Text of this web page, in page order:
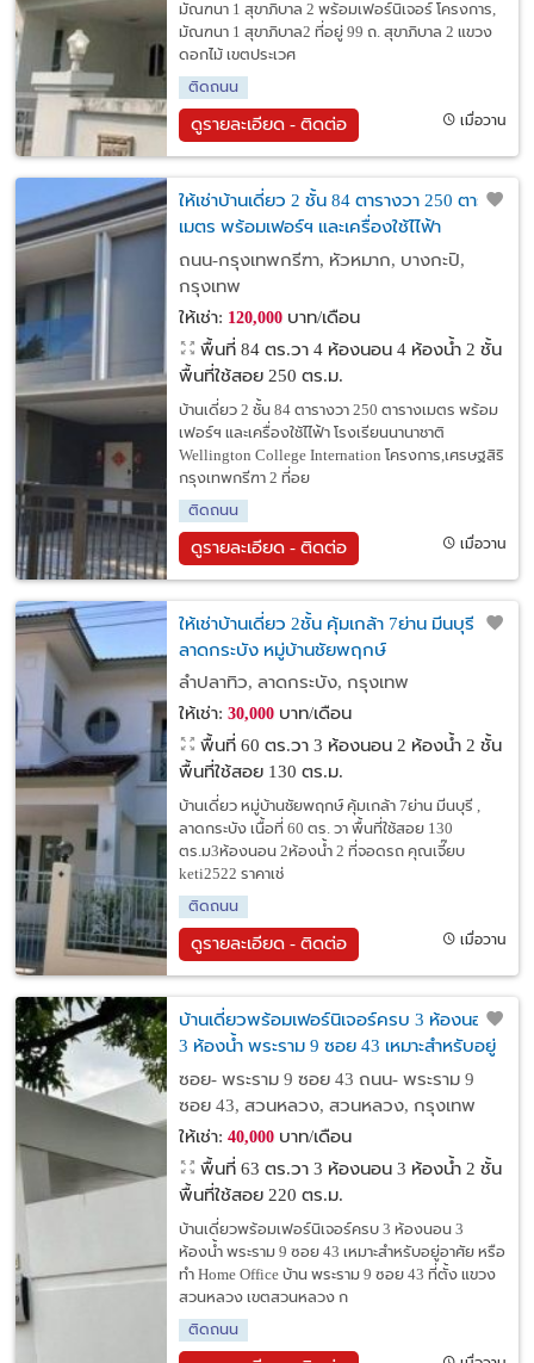
มัณฑนา 1 สุขาภิบาล 2 พร้อมเฟอร์นิเจอร์ โครงการ,
มัณฑนา 1 สุขาภิบาล2 ที่อยู่ 99 ถ. สุขาภิบาล 2 แขวง
ดอกไม้ เขตประเวศ
ติดถนน
ดูรายละเอียด - ติดต่อ เมื่อวาน
ให้เช่าบ้านเดี่ยว 2 ชั้น 84 ตารางวา 250 ตาราง
เมตร พร้อมเฟอร์ฯ และเครื่องใช้ไไฟ้า
โรงเรียนนานาชาติ Wellington College
Internation
ถนน-กรุงเทพกรีฑา, หัวหมาก, บางกะปิ,
กรุงเทพ
ให้เช่า: 120,000บาท/เดือน
พื้นที่ 84 ตร.วา 4 ห้องนอน 4 ห้องน้ำ 2 ชั้น
พื้นที่ใช้สอย 250 ตร.ม.
บ้านเดี่ยว 2 ชั้น 84 ตารางวา 250 ตารางเมตร พร้อม
เฟอร์ฯ และเครื่องใช้ไไฟ้า โรงเรียนนานาชาติ
Wellington College Internation โครงการ,เศรษฐสิริ
กรุงเทพกรีฑา 2 ที่อย
ติดถนน
ดูรายละเอียด - ติดต่อ เมื่อวาน
ให้เช่าบ้านเดี่ยว 2ชั้น คุ้มเกล้า 7ย่าน มีนบุรี ,
ลาดกระบัง หมู่บ้านชัยพฤกษ์
ลำปลาทิว, ลาดกระบัง, กรุงเทพ
ให้เช่า: 30,000บาท/เดือน
พื้นที่ 60 ตร.วา 3 ห้องนอน 2 ห้องน้ำ 2 ชั้น
พื้นที่ใช้สอย 130 ตร.ม.
บ้านเดี่ยว หมู่บ้านชัยพฤกษ์ คุ้มเกล้า 7ย่าน มีนบุรี ,
ลาดกระบัง เนื้อที่ 60 ตร. วา พื้นที่ใช้สอย 130
ตร.ม3ห้องนอน 2ห้องน้ำ 2 ที่จอดรถ คุณเจี๊ยบ
keti2522 ราคาเช่
ติดถนน
ดูรายละเอียด - ติดต่อ เมื่อวาน
บ้านเดี่ยวพร้อมเฟอร์นิเจอร์ครบ 3 ห้องนอน
3 ห้องน้ำ พระราม 9 ซอย 43 เหมาะสำหรับอยู่
อาศัย หรือทำ Home Office
ซอย- พระราม 9 ซอย 43 ถนน- พระราม 9
ซอย 43, สวนหลวง, สวนหลวง, กรุงเทพ
ให้เช่า: 40,000บาท/เดือน
พื้นที่ 63 ตร.วา 3 ห้องนอน 3 ห้องน้ำ 2 ชั้น
พื้นที่ใช้สอย 220 ตร.ม.
บ้านเดี่ยวพร้อมเฟอร์นิเจอร์ครบ 3 ห้องนอน 3
ห้องน้ำ พระราม 9 ซอย 43 เหมาะสำหรับอยู่อาศัย หรือ
ทำ Home Office บ้าน พระราม 9 ซอย 43 ที่ตั้ง แขวง
สวนหลวง เขตสวนหลวง ก
ติดถนน